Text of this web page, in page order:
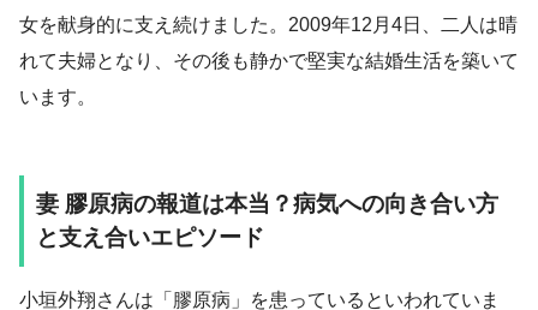
女を献身的に支え続けました。2009年12月4日、二人は晴
れて夫婦となり、その後も静かで堅実な結婚生活を築いて
います。
妻 膠原病の報道は本当？病気への向き合い方
と支え合いエピソード
小垣外翔さんは「膠原病」を患っているといわれていま